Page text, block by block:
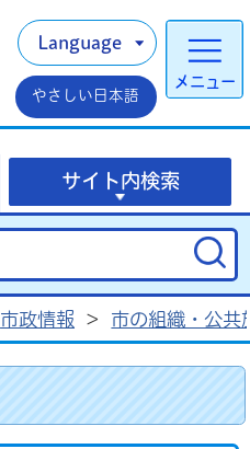
メニュー
Language
やさしい日本語
サイト内検索
市政情報 > 市の組織・公共